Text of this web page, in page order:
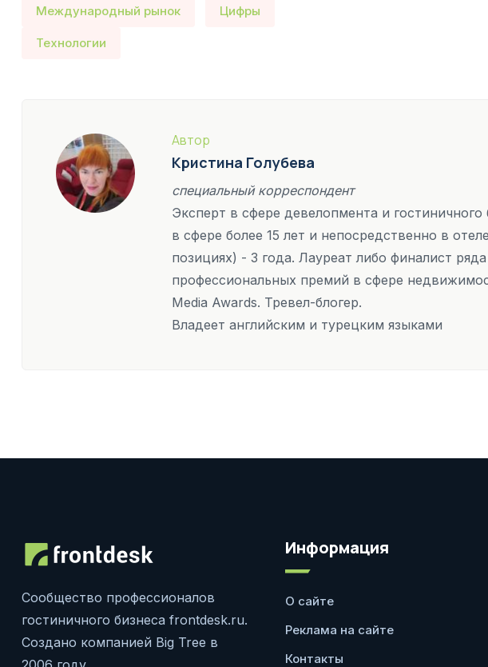
Международный рынок Цифры
Технологии
Автор
Кристина Голубева
специальный корреспондент
Эксперт в сфере девелопмента и
в сфере более 15 лет и непосредственно в
позициях) - 3 года. Лауреат либо финалист
профессиональных премий в сфере
Media Awards. Тревел-блогер.
Владеет английским и турецким языками
Сообщество профессионалов
гостиничного бизнеса frontdesk.ru.
Создано компанией Big Tree в
Информация
О сайте
Реклама на сайте
Контакты